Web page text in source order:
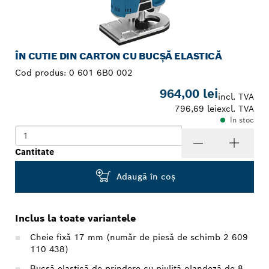
ÎN CUTIE DIN CARTON CU BUCŞĂ ELASTICĂ
Cod produs: 0 601 6B0 002
964,00 leiincl. TVA
796,69 leiexcl. TVA
În stoc
Cantitate
Adaugă în coş
Inclus la toate variantele
Cheie fixă 17 mm (număr de piesă de schimb 2 609
110 438)